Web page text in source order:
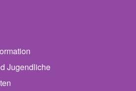
von Videos
Jugendliche